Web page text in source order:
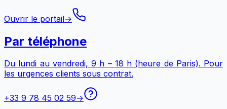
Ouvrir le portail→
Par téléphone
Du lundi au vendredi, 9 h – 18 h (heure de Paris). Pour
les urgences clients sous contrat.
+33 9 78 45 02 59→